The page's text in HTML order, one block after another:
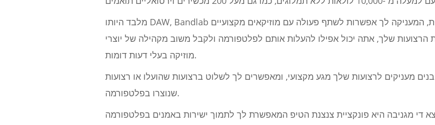
מלבד היותו DAW, Bandlab היא גם פלטפורמת מדיה חברתית, המעניקה לך אפשרות לשתף פעולה עם מוזיקאים מקצועיים
שלך, אתה יכול אפילו להעלות אותם לפלטפורמה ולקבל משוב מקהילה של יוצרי
מוזיקה בעלי דעות דומות.
מעניקים לרצועות שלך מגע מקצועי, ומאפשרים לך לשלוט ברצועות שהועלו או רצועות
שנוצרו בפלטפורמה.
די מגניבה היא פונקציית צנצנת הטיפ המאפשרת לך לתמוך ישירות באמנים בפלטפורמה